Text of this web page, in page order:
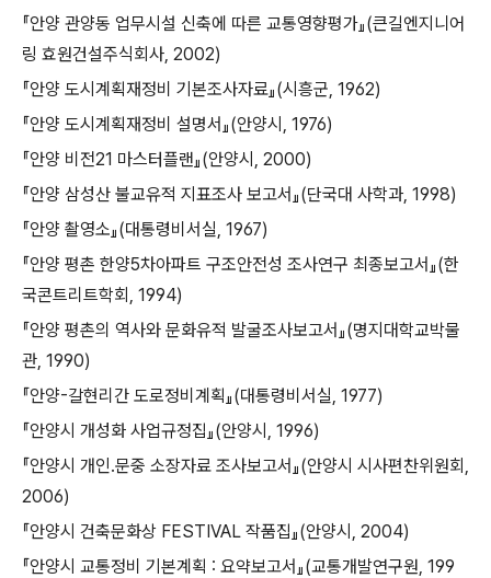
『안양 관양동 업무시설 신축에 따른 교통영향평가』(큰길엔지니어
링 효원건설주식회사, 2002)
『안양 도시계획재정비 기본조사자료』(시흥군, 1962)
『안양 도시계획재정비 설명서』(안양시, 1976)
『안양 비전21 마스터플랜』(안양시, 2000)
『안양 삼성산 불교유적 지표조사 보고서』(단국대 사학과, 1998)
『안양 촬영소』(대통령비서실, 1967)
『안양 평촌 한양5차아파트 구조안전성 조사연구 최종보고서』(한
국콘트리트학회, 1994)
『안양 평촌의 역사와 문화유적 발굴조사보고서』(명지대학교박물
관, 1990)
『안양-갈현리간 도로정비계획』(대통령비서실, 1977)
『안양시 개성화 사업규정집』(안양시, 1996)
『안양시 개인․문중 소장자료 조사보고서』(안양시 시사편찬위원회,
2006)
『안양시 건축문화상 FESTIVAL 작품집』(안양시, 2004)
『안양시 교통정비 기본계획 : 요약보고서』(교통개발연구원, 199